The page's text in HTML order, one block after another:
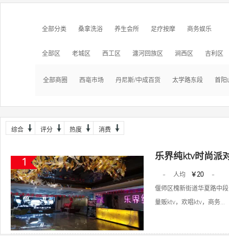
全部分类 桑拿洗浴 养生会所 足疗按摩 商务娱乐
全部区 老城区 西工区 瀍河回族区 涧西区 吉利区
全部商圈 西亳市场 丹尼斯/中成百货 太学路东段 首阳
综合 评分 热度 消费
1
乐界纯ktv时尚派
- 人均 ￥20
-
偃师区槐新街道华夏路中
量贩ktv，欢唱ktv，商务...